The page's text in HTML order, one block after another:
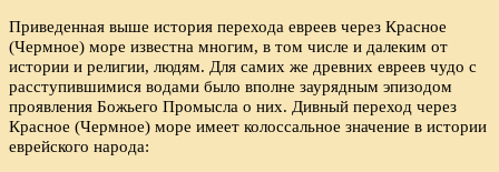
Приведенная выше история перехода евреев через Красное
(Чермное) море известна многим, в том числе и далеким от
истории и религии, людям. Для самих же древних евреев чудо с
расступившимися водами было вполне заурядным эпизодом
проявления Божьего Промысла о них. Дивный переход через
Красное (Чермное) море имеет колоссальное значение в истории
еврейского народа: